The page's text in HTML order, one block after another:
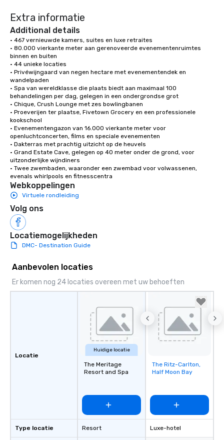
Extra informatie
Additional details
• 467 vernieuwde kamers, suites en luxe retraites
• 80.000 vierkante meter aan gerenoveerde evenementenruimtes
binnen en buiten
• 44 unieke locaties
• Privéwijngaard van negen hectare met evenementendek en
wandelpaden
• Spa van wereldklasse die plaats biedt aan maximaal 100
behandelingen per dag, gelegen in een ondergrondse grot
• Chique, Crush Lounge met zes bowlingbanen
• Proeverijen ter plaatse, Fivetown Grocery en een professionele
kookschool
• Evenementengazon van 16.000 vierkante meter voor
openluchtconcerten, films en speciale evenementen
• Dakterras met prachtig uitzicht op de heuvels
• Grand Estate Cave, gelegen op 40 meter onder de grond, voor
uitzonderlijke wijndiners
• Twee zwembaden, waaronder een zwembad voor volwassenen,
evenals whirlpools en fitnesscentra
Webkoppelingen
Virtuele rondleiding
Volg ons
Locatiemogelijkheden
DMC- Destination Guide
Aanbevolen locaties
Er komen nog 24 locaties overeen met uw behoeften
Locatie
Type locatie
Huidige locatie
The Meritage
Resort and Spa
Resort
Removed from
favorites
The Ritz-Carlton,
Half Moon Bay
Luxe-hotel